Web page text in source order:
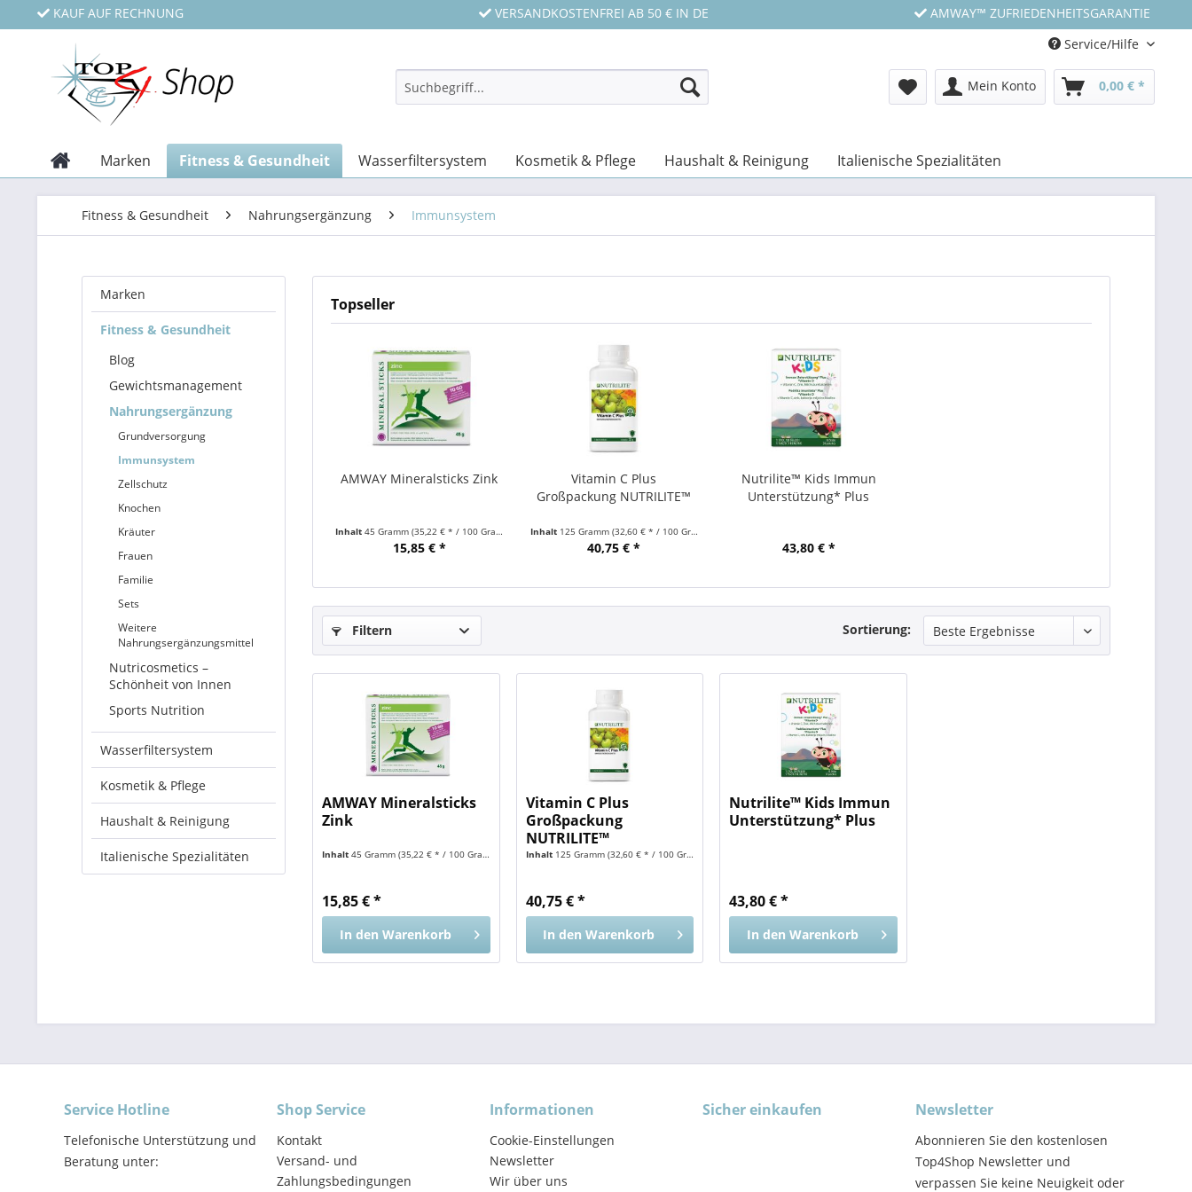
KAUF AUF RECHNUNG VERSANDKOSTENFREI AB 50 € IN DE
AMWAY™ ZUFRIEDENHEITSGARANTIE
Service/Hilfe
Mein Konto 0,00 € *
Marken Fitness & Gesundheit Wasserfiltersystem Kosmetik & Pflege Haushalt & Reinigung Italienische Spezialitäten
Fitness & Gesundheit Nahrungsergänzung Immunsystem
Marken
Fitness & Gesundheit
Blog
Gewichtsmanagement
Nahrungsergänzung
Grundversorgung
Immunsystem
Zellschutz
Knochen
Kräuter
Frauen
Familie
Sets
Weitere
Nahrungsergänzungsmittel
Nutricosmetics –
Schönheit von Innen
Sports Nutrition
Wasserfiltersystem
Kosmetik & Pflege
Haushalt & Reinigung
Italienische Spezialitäten
Topseller
AMWAY Mineralsticks Zink
Inhalt 45 Gramm (35,22 € * / 100 Gramm)
15,85 € *
Vitamin C Plus
Großpackung NUTRILITE™
Inhalt 125 Gramm (32,60 € * / 100 Gramm)
40,75 € *
Nutrilite™ Kids Immun
Unterstützung* Plus
43,80 € *
Filtern Sortierung:
AMWAY Mineralsticks
Zink
Inhalt45 Gramm(35,22 € * / 100 Gramm)
15,85 € *
In den Warenkorb
Vitamin C Plus
Großpackung
NUTRILITE™
Inhalt 125 Gramm (32,60 € * / 100 Gramm)
40,75 € *
In den Warenkorb
Nutrilite™ Kids Immun
Unterstützung* Plus
43,80 € *
In den Warenkorb
Service Hotline
Telefonische Unterstützung und
Beratung unter:
Shop Service
Kontakt
Versand- und
Zahlungsbedingungen
Informationen
Cookie-Einstellungen
Newsletter
Wir über uns
Sicher einkaufen Newsletter
Abonnieren Sie den kostenlosen
Top4Shop Newsletter und
verpassen Sie keine Neuigkeit oder